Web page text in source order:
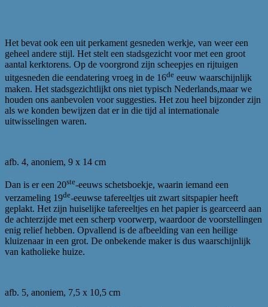
Het bevat ook een uit perkament gesneden werkje, van weer een
geheel andere stijl. Het stelt een stadsgezicht voor met een groot
aantal kerktorens. Op de voorgrond zijn scheepjes en rijtuigen
uitgesneden die eendatering vroeg in de 16de eeuw waarschijnlijk
maken. Het stadsgezichtlijkt ons niet typisch Nederlands,maar we
houden ons aanbevolen voor suggesties. Het zou heel bijzonder zijn
als we konden bewijzen dat er in die tijd al internationale
uitwisselingen waren.
afb. 4, anoniem, 9 x 14 cm
Dan is er een 20ste‑eeuws schetsboekje, waarin iemand een
verzameling 19de‑eeuwse tafereeltjes uit zwart sitspapier heeft
geplakt. Het zijn huiselijke tafereeltjes en het papier is gearceerd aan
de achterzijde met een scherp voorwerp, waardoor de voorstellingen
enig relief hebben. Opvallend is de afbeelding van een heilige
kluizenaar in een grot. De onbekende maker is dus waarschijnlijk
van katholieke huize.
afb. 5, anoniem, 7,5 x 10,5 cm